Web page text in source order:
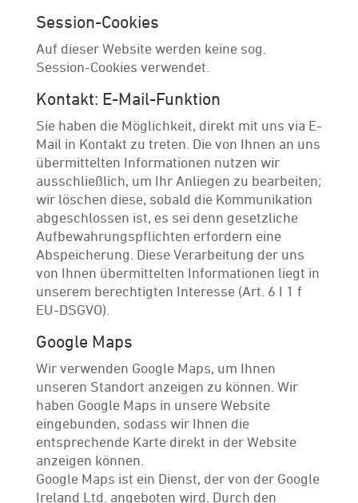
Session-Cookies
Auf dieser Website werden keine sog.
Session-Cookies verwendet.
Kontakt: E-Mail-Funktion
Sie haben die Möglichkeit, direkt mit uns via E-
Mail in Kontakt zu treten. Die von Ihnen an uns
übermittelten Informationen nutzen wir
ausschließlich, um Ihr Anliegen zu bearbeiten;
wir löschen diese, sobald die Kommunikation
abgeschlossen ist, es sei denn gesetzliche
Aufbewahrungspflichten erfordern eine
Abspeicherung. Diese Verarbeitung der uns
von Ihnen übermittelten Informationen liegt in
unserem berechtigten Interesse (Art. 6 I 1 f
EU-DSGVO).
Google Maps
Wir verwenden Google Maps, um Ihnen
unseren Standort anzeigen zu können. Wir
haben Google Maps in unsere Website
eingebunden, sodass wir Ihnen die
entsprechende Karte direkt in der Website
anzeigen können.
Google Maps ist ein Dienst, der von der Google
Ireland Ltd. angeboten wird. Durch den